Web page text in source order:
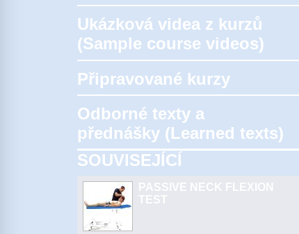
Ukázková videa z kurzů
(Sample course videos)
Připravované kurzy
Odborné texty a
přednášky (Learned texts)
SOUVISEJÍCÍ
PASSIVE NECK FLEXION
TEST